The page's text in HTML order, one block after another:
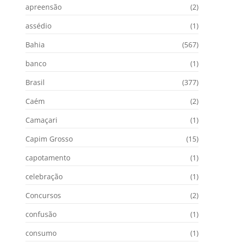
apreensão
(2)
assédio
(1)
Bahia
(567)
banco
(1)
Brasil
(377)
Caém
(2)
Camaçari
(1)
Capim Grosso
(15)
capotamento
(1)
celebração
(1)
Concursos
(2)
confusão
(1)
consumo
(1)